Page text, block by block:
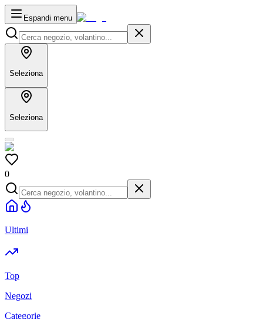
Espandi menu
Seleziona
Seleziona
0
Ultimi
Top
Negozi
Categorie